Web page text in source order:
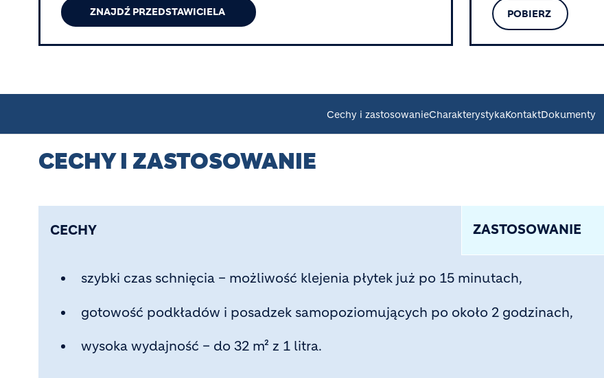
ZNAJDŹ PRZEDSTAWICIELA POBIERZ
Cechy i zastosowanieCharakterystykaKontaktDokumenty
CECHY I ZASTOSOWANIE
CECHY ZASTOSOWANIE
szybki czas schnięcia – możliwość klejenia płytek już po 15 minutach,
gotowość podkładów i posadzek samopoziomujących po około 2 godzinach,
wysoka wydajność – do 32 m² z 1 litra.